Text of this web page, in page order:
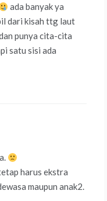
ada banyak ya
dari kisah ttg laut
punya cita-cita
satu sisi ada
harus ekstra
maupun anak2.